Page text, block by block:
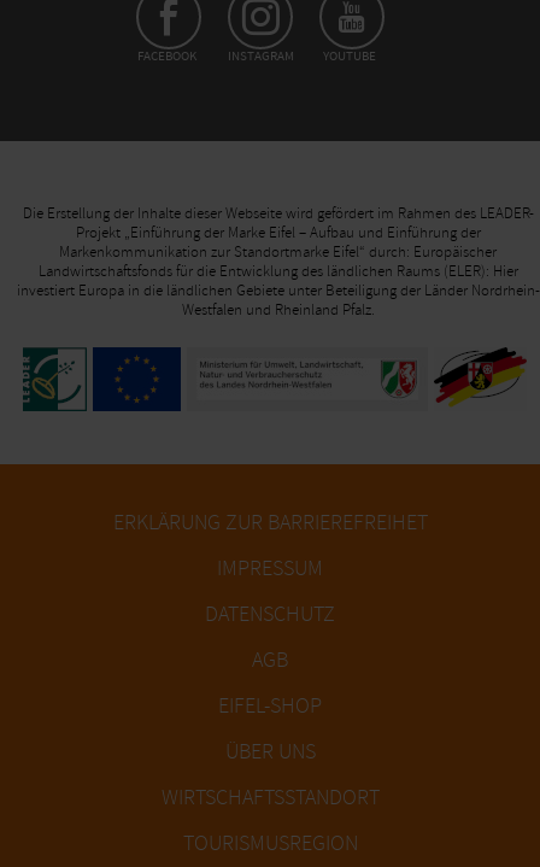
FACEBOOK INSTAGRAM YOUTUBE
Die Erstellung der Inhalte dieser Webseite wird gefördert im Rahmen des LEADER-
Projekt „Einführung der Marke Eifel – Aufbau und Einführung der
Markenkommunikation zur Standortmarke Eifel“ durch: Europäischer
Landwirtschaftsfonds für die Entwicklung des ländlichen Raums (ELER): Hier
investiert Europa in die ländlichen Gebiete unter Beteiligung der Länder Nordrhein-
Westfalen und Rheinland Pfalz.
ERKLÄRUNG ZUR BARRIEREFREIHET
IMPRESSUM
DATENSCHUTZ
AGB
EIFEL-SHOP
ÜBER UNS
WIRTSCHAFTSSTANDORT
TOURISMUSREGION